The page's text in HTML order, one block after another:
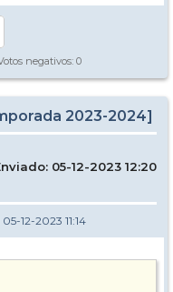
negativos: 0
2023-2024]
05-12-2023 12:20
05-12-2023 11:14